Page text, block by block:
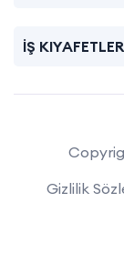
İŞ
Gizlilik